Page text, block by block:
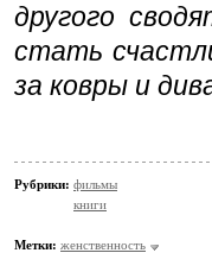
другого
стать
за ковры и
Рубрики: фильмы
книги
Метки: женственность